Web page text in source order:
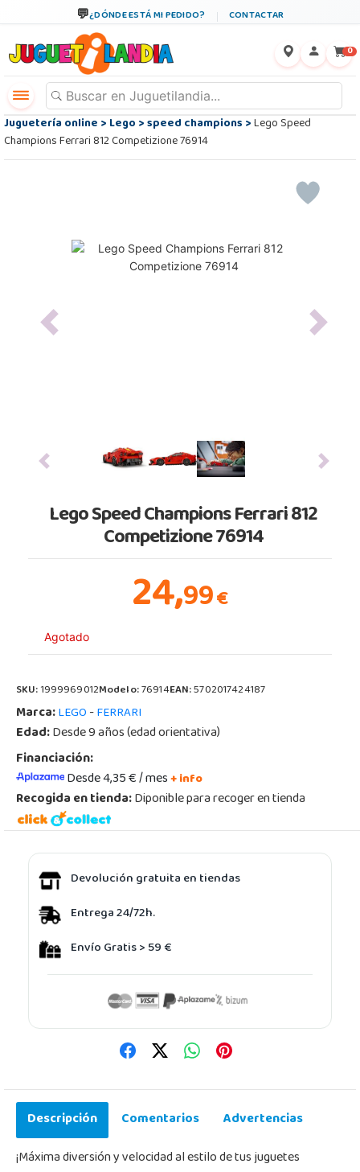
¿DÓNDE ESTÁ MI PEDIDO? CONTACTAR
0
Juguetería online>Lego>speed champions>Lego Speed
Champions Ferrari 812 Competizione 76914
Previous Next
Previous Next
Lego Speed Champions Ferrari 812
Competizione 76914
24,99€
Agotado
SKU:1999969012Modelo:76914EAN:5702017424187
Marca:LEGO-FERRARI
Edad:Desde 9 años (edad orientativa)
Financiación:
Desde 4,35 € / mes+ info
Recogida en tienda:Diponible para recoger en tienda
Devolución gratuita en tiendas
Entrega 24/72h.
Envío Gratis > 59 €
Descripción Comentarios
Advertencias
¡Máxima diversión y velocidad al estilo de tus juguetes